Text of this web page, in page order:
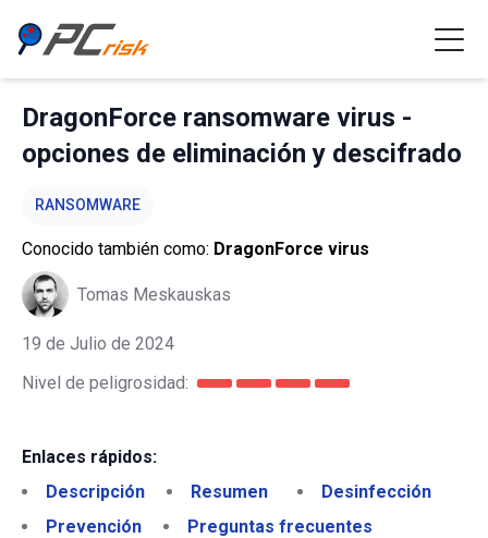
DragonForce ransomware virus -
opciones de eliminación y descifrado
RANSOMWARE
Conocido también como: DragonForce virus
Tomas Meskauskas
19 de Julio de 2024
Nivel de peligrosidad:
Enlaces rápidos:
Descripción
Resumen
Desinfección
Prevención
Preguntas frecuentes